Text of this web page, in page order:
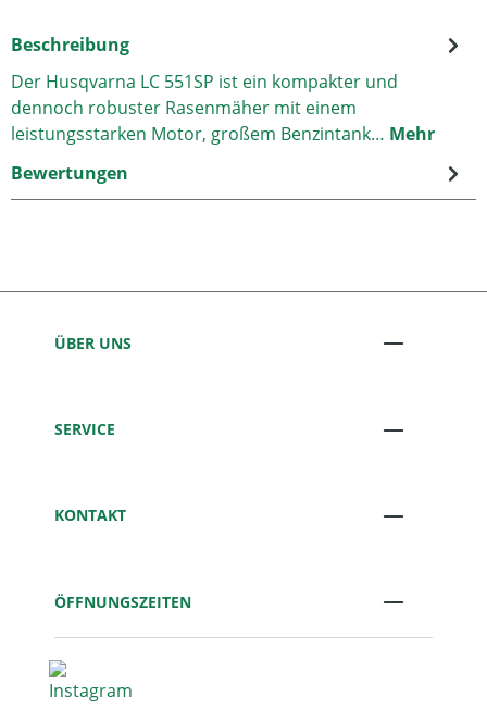
Beschreibung
Der Husqvarna LC 551SP ist ein kompakter und
dennoch robuster Rasenmäher mit einem
leistungsstarken Motor, großem Benzintank… Mehr
Bewertungen
ÜBER UNS
SERVICE
KONTAKT
ÖFFNUNGSZEITEN